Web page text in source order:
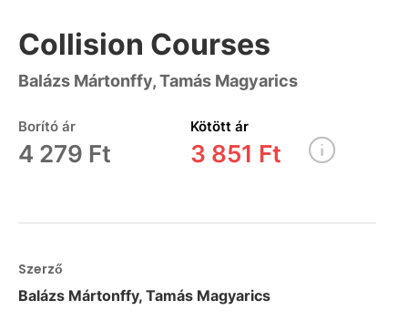
Collision Courses
Balázs Mártonffy, Tamás Magyarics
Borító ár
4 279 Ft
Kötött ár
3 851 Ft
Szerző
Balázs Mártonffy, Tamás Magyarics